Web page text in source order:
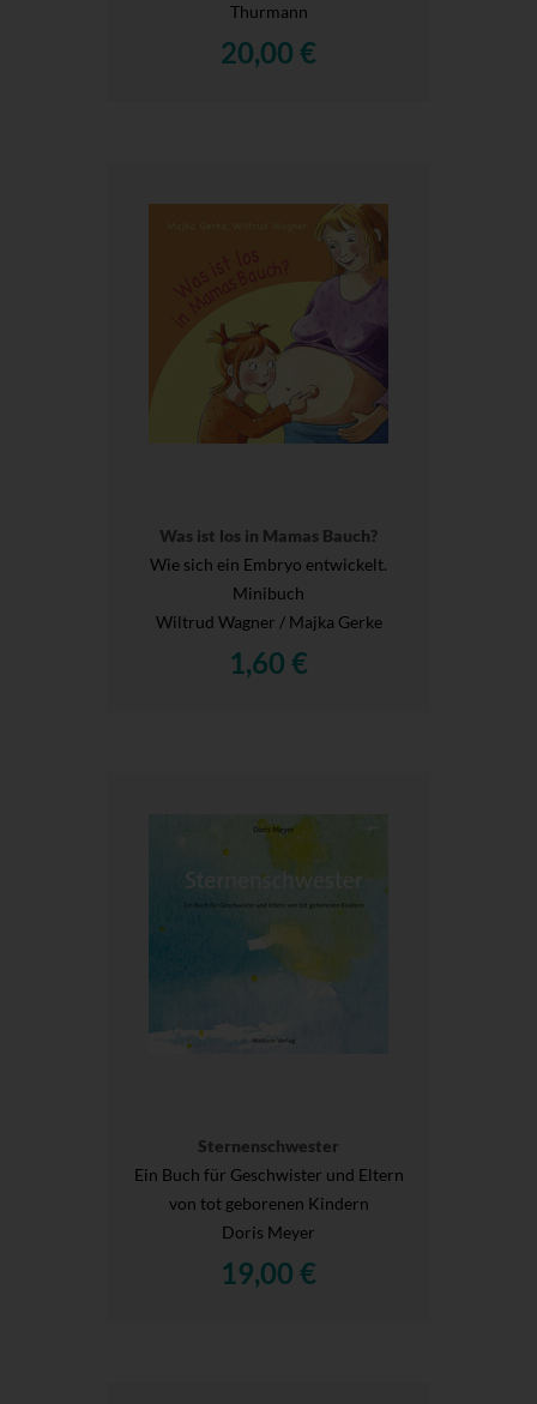
Thurmann
20,00 €
Was ist los in Mamas Bauch?
Wie sich ein Embryo entwickelt.
Minibuch
Wiltrud Wagner / Majka Gerke
1,60 €
Sternenschwester
Ein Buch für Geschwister und Eltern
von tot geborenen Kindern
Doris Meyer
19,00 €